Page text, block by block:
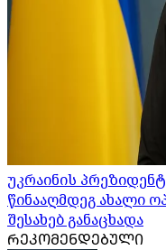
უკრაინის
წინააღმდეგ ახალი
შესახებ განაცხადა
ᲠᲔᲙᲝᲛᲔᲜᲓᲔᲑᲣᲚᲘ